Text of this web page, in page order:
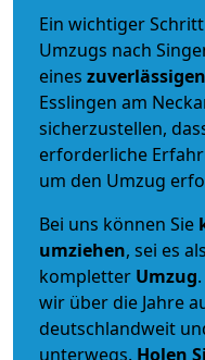
Ein wichtiger
Umzugs nach
eines zuverlässigen
Esslingen am
sicherzustellen,
erforderliche
um den Umzug
Bei uns können Sie
umziehen, sei es als
kompletter Umzug
wir über die Jahre
deutschlandweit
unterwegs. Holen